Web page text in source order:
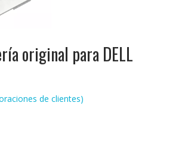
original para DELL
de clientes)